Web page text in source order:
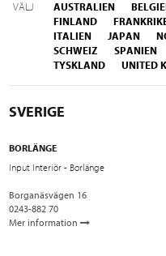
VÄLJ AUSTRALIEN
FINLAND
ITALIEN
JAPAN
SCHWEIZ
SPANIEN
TYSKLAND
UNITED
SVERIGE
BORLÄNGE
Input Interiör - Borlänge
Borganäsvägen 16
0243-882 70
Mer information